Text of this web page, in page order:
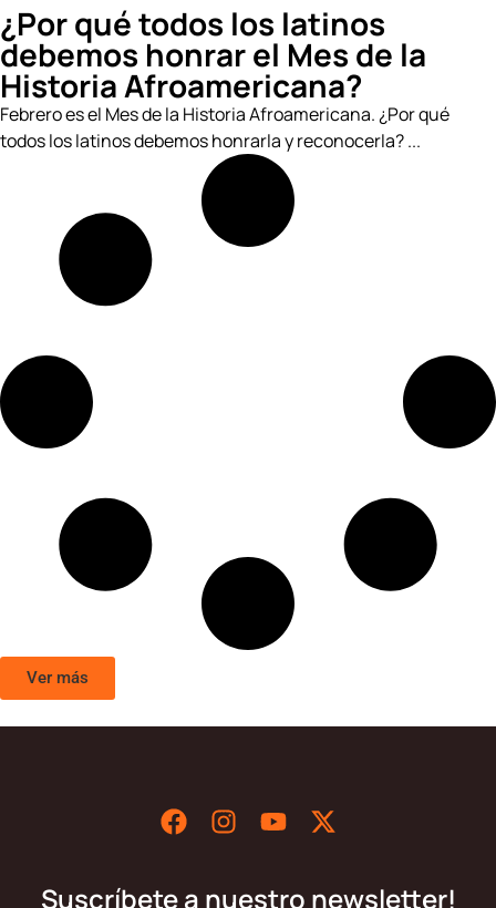
¿Por qué todos los latinos
debemos honrar el Mes de la
Historia Afroamericana?
Febrero es el Mes de la Historia Afroamericana. ¿Por qué
todos los latinos debemos honrarla y reconocerla? ...
Ver más
Suscríbete a nuestro newsletter!